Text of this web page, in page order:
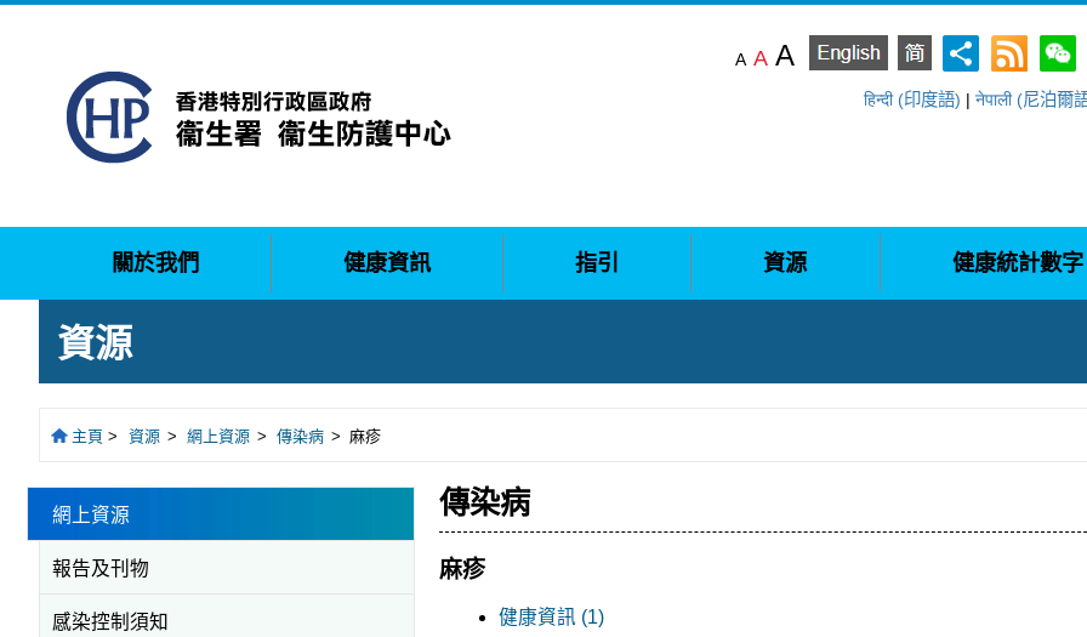
A A A
हिन्दी (印度語) | नेपाली (尼泊爾
關於我們 健康資訊 指引 資源 健康統計數字
資源
主頁 > 資源 > 網上資源 > 傳染病 > 麻疹
傳染病
麻疹
健康資訊 (1)
網上資源
報告及刊物
感染控制須知